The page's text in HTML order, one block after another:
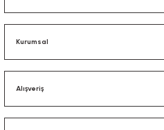
Kurumsal
Alışveriş